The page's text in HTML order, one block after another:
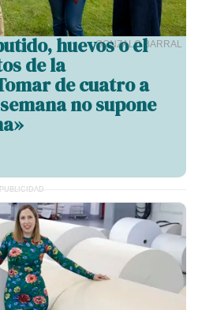
GONZALO BARRAL
huevos o el
de la
de cuatro a
no supone